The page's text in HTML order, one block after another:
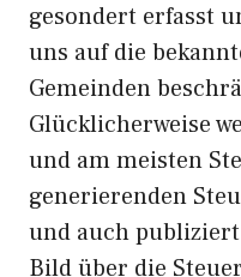
gesondert erfasst
uns auf die
Gemeinden
Glücklicherweise
und am meisten
generierenden
und auch
Bild über die